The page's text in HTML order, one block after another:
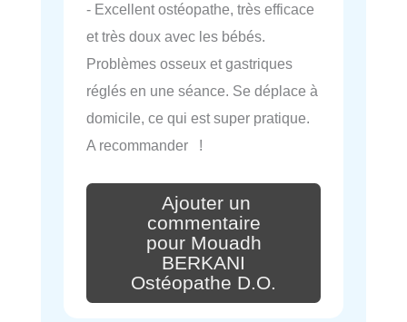
- Excellent ostéopathe, très efficace
et très doux avec les bébés.
Problèmes osseux et gastriques
réglés en une séance. Se déplace à
domicile, ce qui est super pratique.
A recommander !
Ajouter un
commentaire
pour Mouadh
BERKANI
Ostéopathe D.O.